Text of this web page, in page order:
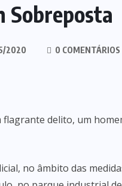
Sobreposta
2020 0 COMENTÁRIOS
flagrante delito, um
no âmbito das